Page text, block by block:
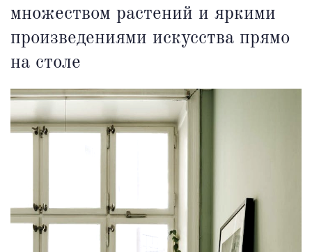
множеством растений и яркими
произведениями искусства прямо
на столе